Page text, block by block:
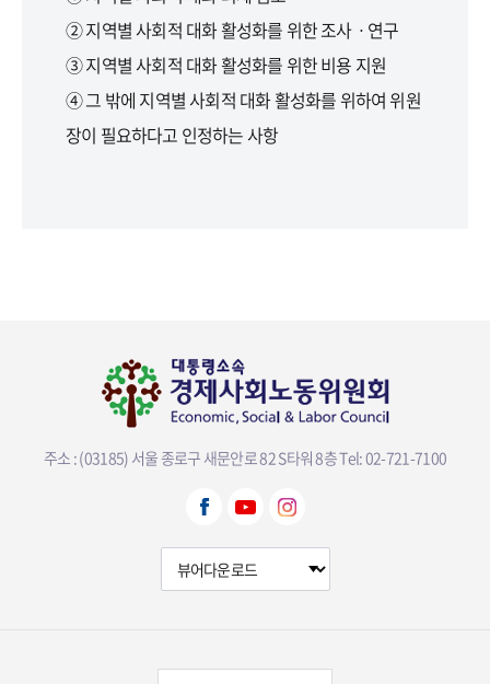
② 지역별 사회적 대화 활성화를 위한 조사ㆍ연구
③ 지역별 사회적 대화 활성화를 위한 비용 지원
④ 그 밖에 지역별 사회적 대화 활성화를 위하여 위원
장이 필요하다고 인정하는 사항
주소 : (03185) 서울 종로구 새문안로 82 S타워 8층Tel: 02-721-7100
뷰어다운로드 선택